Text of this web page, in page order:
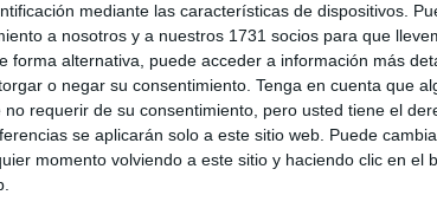
mediante las características de dispositivos.
a nosotros y a nuestros 1731 socios para que
forma alternativa, puede acceder a información más
o negar su consentimiento. Tenga en cuenta que
requerir de su consentimiento, pero usted tiene el
se aplicarán solo a este sitio web. Puede
momento volviendo a este sitio y haciendo clic en el